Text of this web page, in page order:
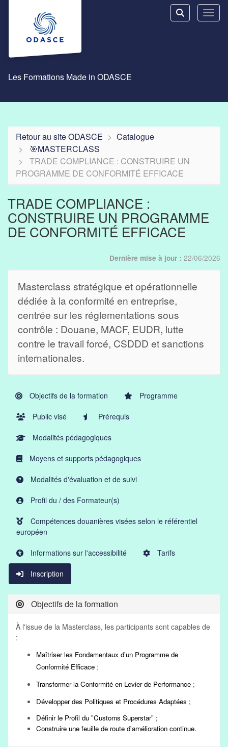
Aller au menu principal
Aller au contenu principal
Personnaliser l'interface
Rechercher
Les Formations Made in ODASCE
Retour au site ODASCE
Catalogue
🎯MASTERCLASS
TRADE COMPLIANCE : CONSTRUIRE UN
PROGRAMME DE CONFORMITÉ EFFICACE
TRADE COMPLIANCE :
CONSTRUIRE UN PROGRAMME
DE CONFORMITÉ EFFICACE
Dernière mise à jour : 22/06/2026
Masterclass stratégique et opérationnelle
dédiée à la conformité en entreprise,
centrée sur les réglementations sous
contrôle : Douane, MACF, EUDR, lutte
contre le travail forcé, CSDDD et sanctions
internationales.
Objectifs de la formation Programme
Public visé Prérequis
Modalités pédagogiques
Moyens et supports pédagogiques
Modalités d'évaluation et de suivi
Profil du / des Formateur(s)
Compétences douanières visées selon le référentiel
européen
Informations sur l'accessibilité Tarifs
Inscription
Objectifs de la formation
À l'issue de la Masterclass, les participants sont capables de
:
Maîtriser les Fondamentaux d'un Programme de
Conformité Efficace ;
Transformer la Conformité en Levier de Performance ;
Développer des Politiques et Procédures Adaptées ;
Définir le Profil du "Customs Superstar" ;
Construire une feuille de route d'amélioration continue.